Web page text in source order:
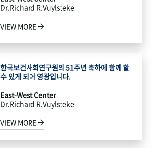
Dr.Richard R.Vuylsteke
VIEW MORE
한국보건사회연구원의 51주년 축하에 함께 할
수 있게 되어 영광입니다.
East-West Center
Dr.Richard R.Vuylsteke
VIEW MORE